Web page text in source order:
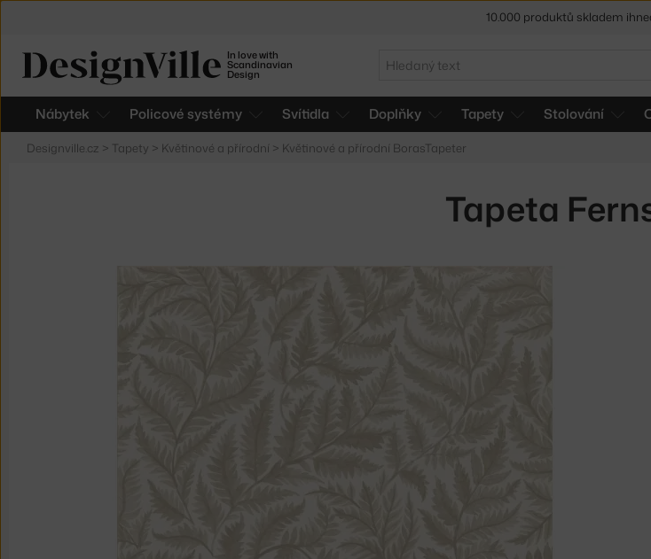
In love with
Scandinavian
Design
Hledat
Nábytek Policové systémy Svítidla Doplňky Tapety Stolování
Designville.cz > Tapety > Květinové a přírodní > Květinové a přírodní BorasTapeter
Tapeta
10.000 produktů skladem